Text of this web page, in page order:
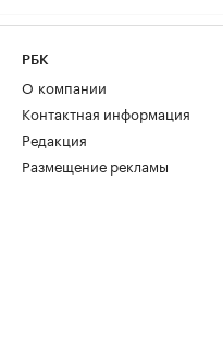
строительных компаниях
вдвое за год
Деньги, 04 авг, 15:07
РБК
О компании
Контактная информация
Редакция
Размещение рекламы